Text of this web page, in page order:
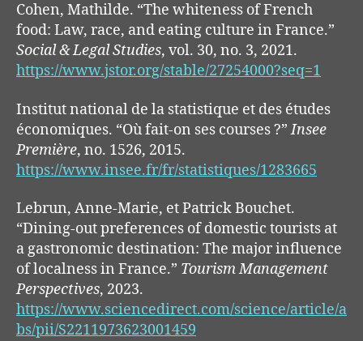
Cohen, Mathilde. “The whiteness of French
food: Law, race, and eating culture in France.”
Social & Legal Studies, vol. 30, no. 3, 2021.
https://www.jstor.org/stable/27254000?seq=1
Institut national de la statistique et des études
économiques. “Où fait-on ses courses ?”Insee
Première, no. 1526, 2015.
https://www.insee.fr/fr/statistiques/1283665
Lebrun, Anne-Marie, et Patrick Bouchet.
“Dining-out preferences of domestic tourists at
a gastronomic destination: The major influence
of localness in France.” Tourism Management
Perspectives, 2023.
https://www.sciencedirect.com/science/article/a
bs/pii/S2211973623001459